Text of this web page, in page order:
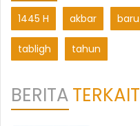
1445 H akbar baru
tabligh tahun
BERITATERKAIT